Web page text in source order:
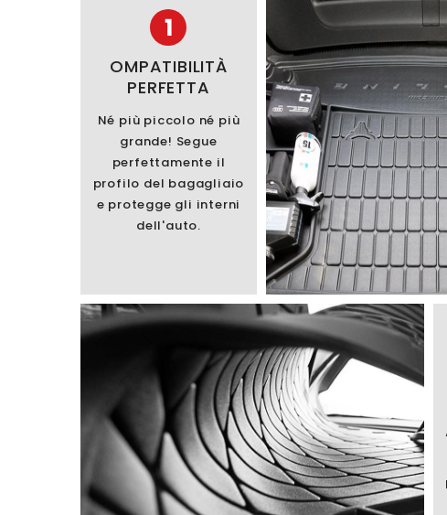
1
OMPATIBILITÀ
PERFETTA
Né più piccolo né più
grande! Segue
perfettamente il
profilo del bagagliaio
e protegge gli interni
dell'auto.